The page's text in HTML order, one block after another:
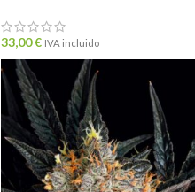
33,00€ IVA incluido